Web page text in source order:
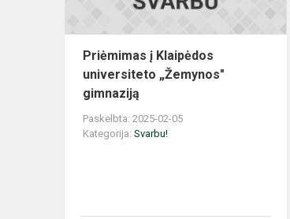
Priėmimas į Klaipėdos
universiteto „Žemynos"
gimnaziją
Paskelbta: 2025-02-05
Kategorija: Svarbu!